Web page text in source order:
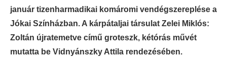
január tizenharmadikai komáromi vendégszereplése a
Jókai Színházban. A kárpátaljai társulat Zelei Miklós:
Zoltán újratemetve című groteszk, kétórás művét
mutatta be Vidnyánszky Attila rendezésében.